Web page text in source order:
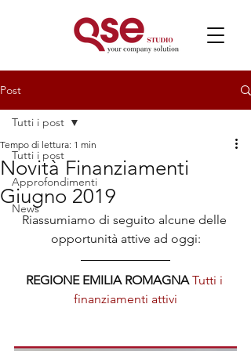
Post
Tutti i post
Approfondimenti
News
Tutti i post
Novità Finanziamenti
Giugno 2019
Tempo di lettura: 1 min
Riassumiamo di seguito alcune delle
opportunità attive ad oggi:
REGIONE EMILIA ROMAGNA Tutti i
finanziamenti attivi